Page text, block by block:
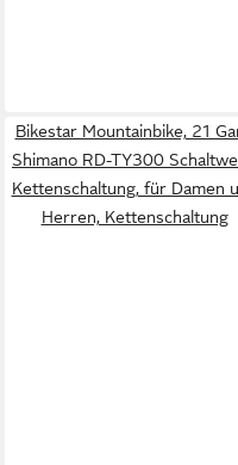
Bikestar Mountainbike, 21
Shimano RD-TY300
Kettenschaltung, für Damen
Herren, Kettenschaltung